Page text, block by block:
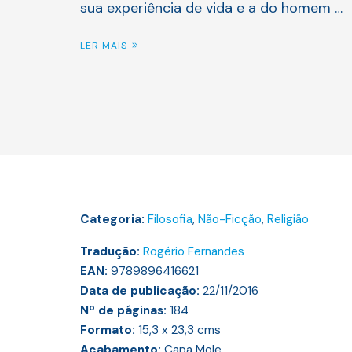
sua experiência de vida e a do homem …
LER MAIS
Categoria: Filosofia, Não-Ficção, Religião
Tradução: Rogério Fernandes
EAN: 9789896416621
Data de publicação: 22/11/2016
Nº de páginas: 184
Formato: 15,3 x 23,3 cms